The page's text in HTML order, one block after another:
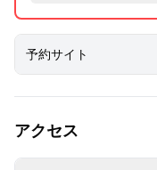
予約サイト
アクセス